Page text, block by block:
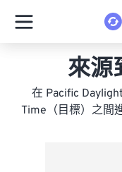
來源
在 Pacific
Time（目標）之間